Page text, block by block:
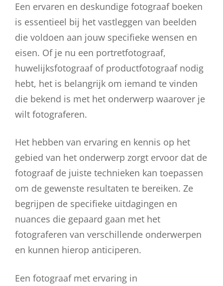
Een ervaren en deskundige fotograaf boeken
is essentieel bij het vastleggen van beelden
die voldoen aan jouw specifieke wensen en
eisen. Of je nu een portretfotograaf,
huwelijksfotograaf of productfotograaf nodig
hebt, het is belangrijk om iemand te vinden
die bekend is met het onderwerp waarover je
wilt fotograferen.
Het hebben van ervaring en kennis op het
gebied van het onderwerp zorgt ervoor dat de
fotograaf de juiste technieken kan toepassen
om de gewenste resultaten te bereiken. Ze
begrijpen de specifieke uitdagingen en
nuances die gepaard gaan met het
fotograferen van verschillende onderwerpen
en kunnen hierop anticiperen.
Een fotograaf met ervaring in